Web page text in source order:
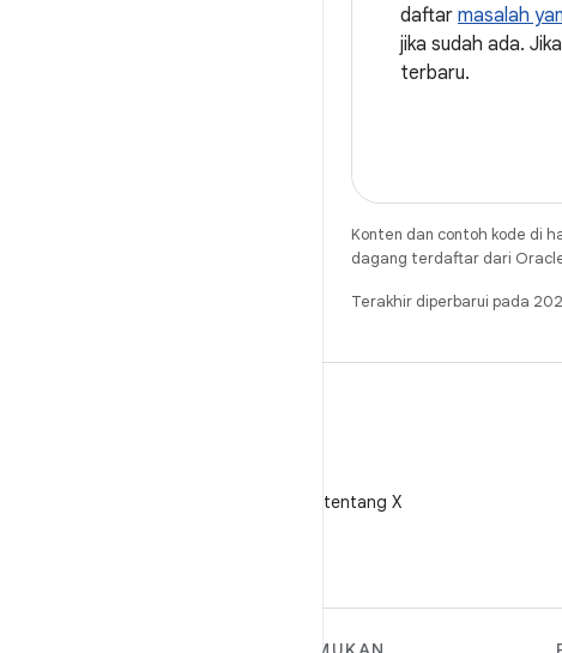
daftar masalah
jika sudah ada.
terbaru.
Konten dan contoh kode di
dagang terdaftar dari
Terakhir diperbarui pada
Ikuti @AndroidDev tentang X